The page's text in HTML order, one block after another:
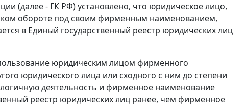
(далее - ГК РФ) установлено, что юридическое лицо,
обороте под своим фирменным наименованием,
в Единый государственный реестр юридических лиц
юридическим лицом фирменного
юридического лица или сходного с ним до степени
деятельность и фирменное наименование
реестр юридических лиц ранее, чем фирменное